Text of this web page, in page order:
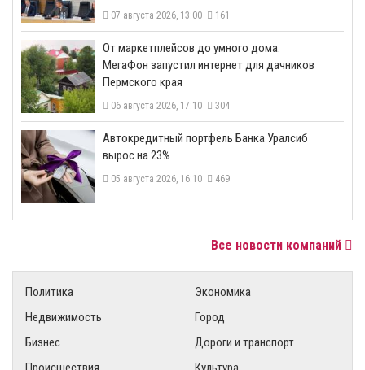
07 августа 2026, 13:00 161
От маркетплейсов до умного дома:
МегаФон запустил интернет для дачников
Пермского края
06 августа 2026, 17:10 304
​Автокредитный портфель Банка Уралсиб
вырос на 23%
05 августа 2026, 16:10 469
Все новости компаний
Политика
Экономика
Недвижимость
Город
Бизнес
Дороги и транспорт